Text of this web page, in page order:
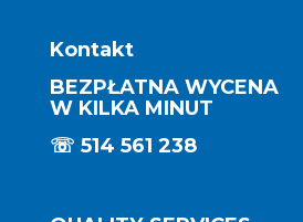
Kontakt
BEZPŁATNA WYCENA
W KILKA MINUT
☏ 514 561 238